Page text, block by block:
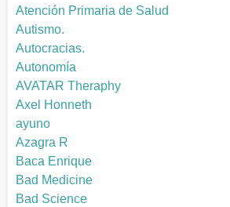
Atención Primaria de Salud
Autismo.
Autocracias.
Autonomía
AVATAR Theraphy
Axel Honneth
ayuno
Azagra R
Baca Enrique
Bad Medicine
Bad Science